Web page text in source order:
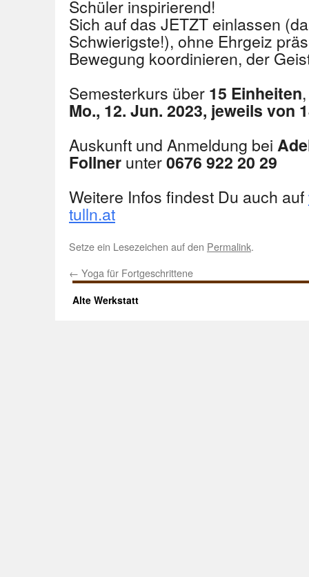
Schüler inspirierend!
Sich auf das JETZT einlassen
Schwierigste!), ohne Ehrgeiz
Bewegung koordinieren, der
Semesterkurs über 15 Einheiten
Mo., 12. Jun. 2023, jeweils von
Auskunft und Anmeldung bei
Follner unter0676 922 20 29
Weitere Infos findest Du auch auf
tulln.at
Setze ein Lesezeichen auf den Permalink.
← Yoga für Fortgeschrittene
Alte Werkstatt